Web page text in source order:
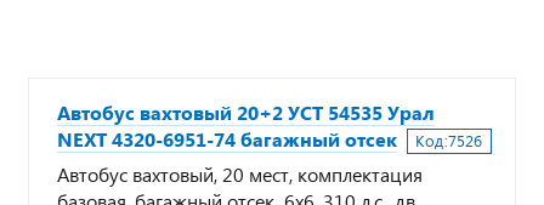
Автобус вахтовый 20+2 УСТ 54535 Урал
NEXT 4320-6951-74 багажный отсек
Код:7526
Автобус вахтовый, 20 мест, комплектация